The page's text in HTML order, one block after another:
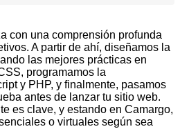
con una comprensión profunda
A partir de ahí, diseñamos la
las mejores prácticas en
programamos la
y PHP, y finalmente, pasamos
antes de lanzar tu sitio web.
es clave, y estando en Camargo,
o virtuales según sea